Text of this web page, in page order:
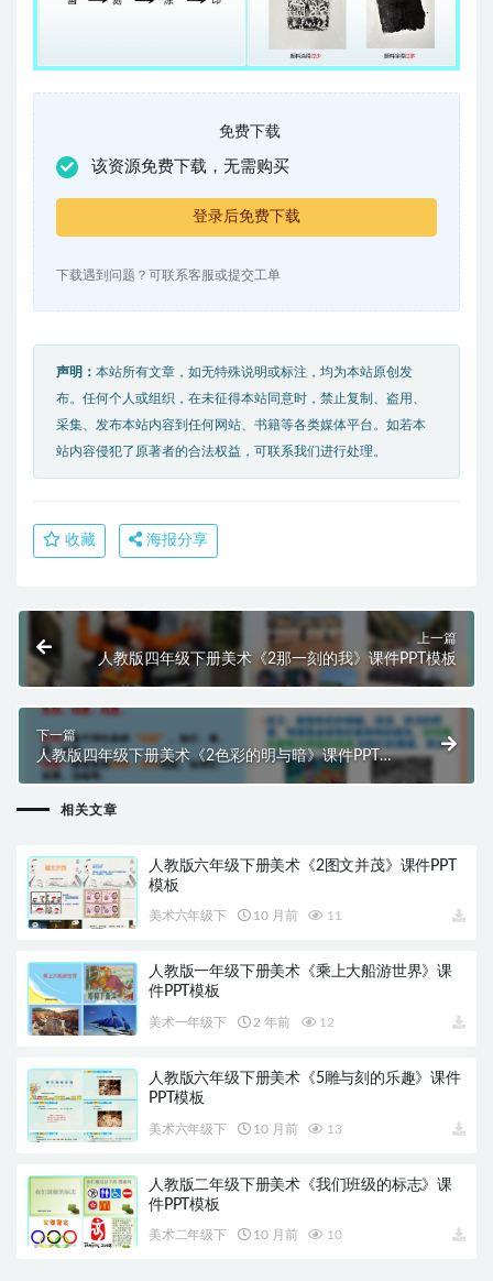
免费下载
该资源免费下载，无需购买
登录后免费下载
下载遇到问题？可联系客服或提交工单
声明： 本站所有文章，如无特殊说明或标注，均为本站原创发
布。任何个人或组织，在未征得本站同意时，禁止复制、盗用、
采集、发布本站内容到任何网站、书籍等各类媒体平台。如若本
站内容侵犯了原著者的合法权益，可联系我们进行处理。
收藏 海报分享
上一篇
人教版四年级下册美术《2那一刻的我》课件PPT模板
下一篇
人教版四年级下册美术《2色彩的明与暗》课件PPT模
板
相关文章
人教版六年级下册美术《2图文并茂》课件PPT
模板
美术六年级下 10 月前 11
人教版一年级下册美术《乘上大船游世界》课
件PPT模板
美术一年级下 2 年前 12
人教版六年级下册美术《5雕与刻的乐趣》课件
PPT模板
美术六年级下 10 月前 13
人教版二年级下册美术《我们班级的标志》课
件PPT模板
美术二年级下 10 月前 10